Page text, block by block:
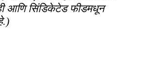
आणि सिंडिकेटेड फीडमधून